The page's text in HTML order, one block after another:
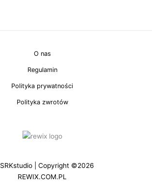
O nas
Regulamin
Polityka prywatności
Polityka zwrotów
SRKstudio | Copyright ©2026
REWIX.COM.PL